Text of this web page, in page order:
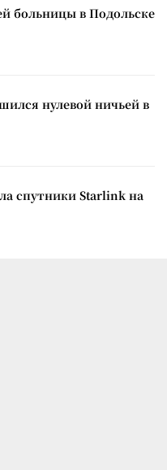
больницы в Подольске
нулевой ничьей в
спутники Starlink на